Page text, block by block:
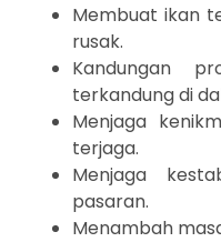
Membuat ikan
rusak.
Kandungan
terkandung di
Menjaga
terjaga.
Menjaga
pasaran.
Menambah